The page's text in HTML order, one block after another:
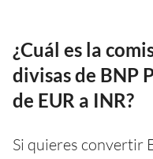
¿Cuál es la
divisas de BNP
de EUR a INR?
Si quieres convertir